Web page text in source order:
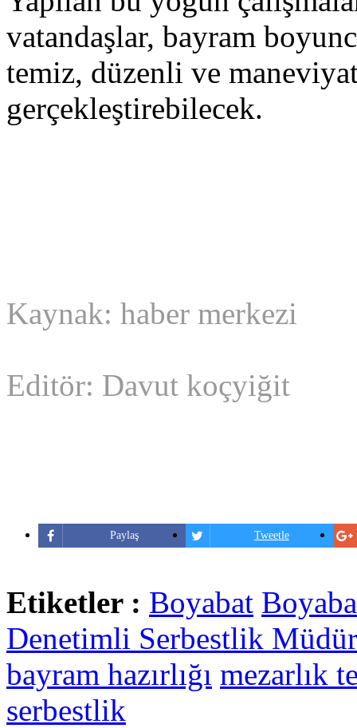
vatandaşlar, bayram
temiz, düzenli ve
gerçekleştirebilecek.
Kaynak: haber merkezi
Editör: Davut koçyiğit
Paylaş Tweetle
Etiketler : Boyabat
Denetimli Serbestlik
bayram hazırlığı mezarlık
serbestlik